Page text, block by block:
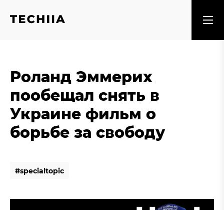
Роланд Эммерих
пообещал снять в
Украине фильм о
борьбе за свободу
#specialtopic